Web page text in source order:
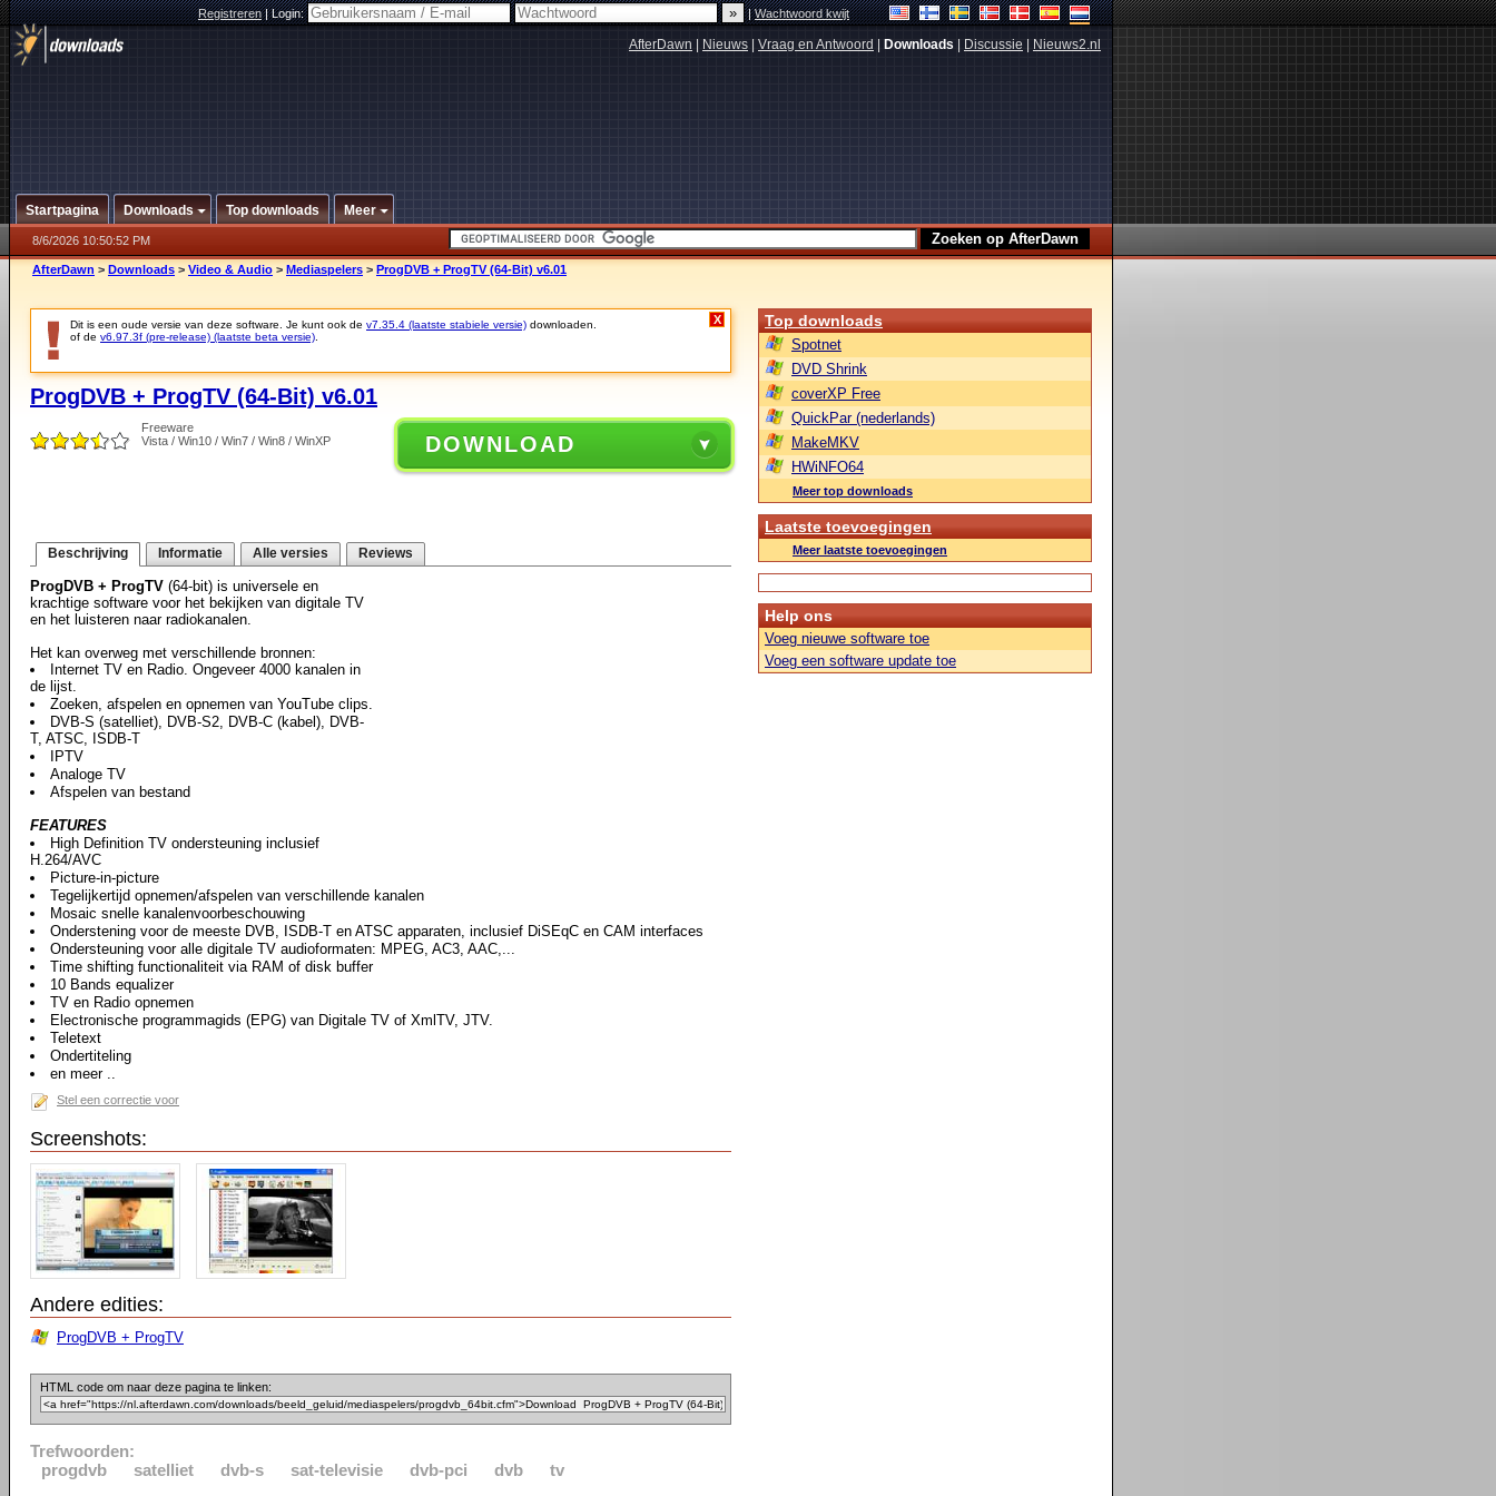
Registreren|Login: |Wachtwoord kwijt
AfterDawn Nieuws Vraag en Antwoord Downloads Discussie Nieuws2.nl
Startpagina Downloads Top downloads Meer
8/6/2026 10:50:52 PM
AfterDawn > Downloads > Video & Audio > Mediaspelers > ProgDVB + ProgTV (64-Bit) v6.01
Dit is een oude versie van deze software. Je kunt ook de v7.35.4 (laatste stabiele versie) downloaden.
of de v6.97.3f (pre-release) (laatste beta versie)
X
ProgDVB + ProgTV (64-Bit) v6.01
Freeware
Vista / Win10 / Win7 / Win8 / WinXP
DOWNLOAD
Beschrijving Informatie Alle versies Reviews
ProgDVB + ProgTV (64-bit) is universele en
krachtige software voor het bekijken van digitale TV
en het luisteren naar radiokanalen.
Het kan overweg met verschillende bronnen:
Internet TV en Radio. Ongeveer 4000 kanalen in
de lijst.
Zoeken, afspelen en opnemen van YouTube clips.
DVB-S (satelliet), DVB-S2, DVB-C (kabel), DVB-
T, ATSC, ISDB-T
IPTV
Analoge TV
Afspelen van bestand
FEATURES
High Definition TV ondersteuning inclusief
H.264/AVC
Picture-in-picture
Tegelijkertijd opnemen/afspelen van verschillende kanalen
Mosaic snelle kanalenvoorbeschouwing
Onderstening voor de meeste DVB, ISDB-T en ATSC apparaten, inclusief DiSEqC en CAM interfaces
Ondersteuning voor alle digitale TV audioformaten: MPEG, AC3, AAC,...
Time shifting functionaliteit via RAM of disk buffer
10 Bands equalizer
TV en Radio opnemen
Electronische programmagids (EPG) van Digitale TV of XmlTV, JTV.
Teletext
Ondertiteling
en meer ..
Stel een correctie voor
Screenshots:
Andere edities:
ProgDVB + ProgTV
HTML code om naar deze pagina te linken:
Trefwoorden:
progdvb
satelliet dvb-s sat-televisie dvb-pci dvb tv
Top downloads
Spotnet
DVD Shrink
coverXP Free
QuickPar (nederlands)
MakeMKV
HWiNFO64
Meer top downloads
Laatste toevoegingen
Meer laatste toevoegingen
Help ons
Voeg nieuwe software toe
Voeg een software update toe